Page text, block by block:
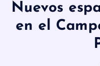
Nuevos
en el